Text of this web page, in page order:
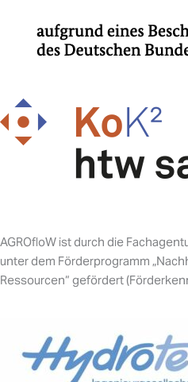
AGROfloW ist durch die
unter dem Förderprogramm
Ressourcen“ gefördert